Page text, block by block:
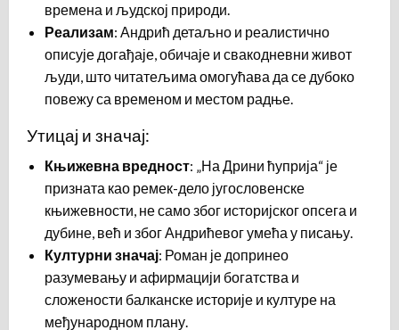
времена и људској природи.
Реализам: Андрић детаљно и реалистично
описује догађаје, обичаје и свакодневни живот
људи, што читатељима омогућава да се дубоко
повежу са временом и местом радње.
Утицај и значај:
Књижевна вредност: „На Дрини ћуприја“ је
призната као ремек-дело југословенске
књижевности, не само због историјског опсега и
дубине, већ и због Андрићевог умећа у писању.
Културни значај: Роман је допринео
разумевању и афирмацији богатства и
сложености балканске историје и културе на
међународном плану.